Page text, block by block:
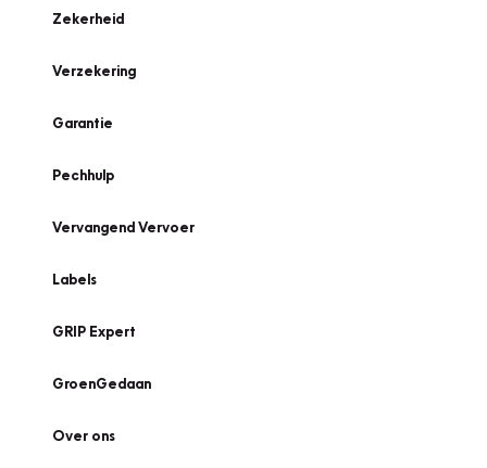
Zekerheid
Verzekering
Garantie
Pechhulp
Vervangend Vervoer
Labels
GRIP Expert
GroenGedaan
Over ons